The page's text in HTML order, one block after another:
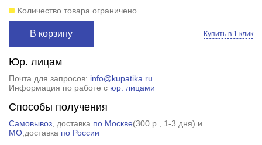
Количество товара ограничено
В корзину Купить в 1 клик
Юр. лицам
Почта для запросов: info@kupatika.ru
Информация по работе с юр. лицами
Способы получения
Самовывоз, доставка по Москве(300 р.
, 1-3 дня) и
МО,доставка по России